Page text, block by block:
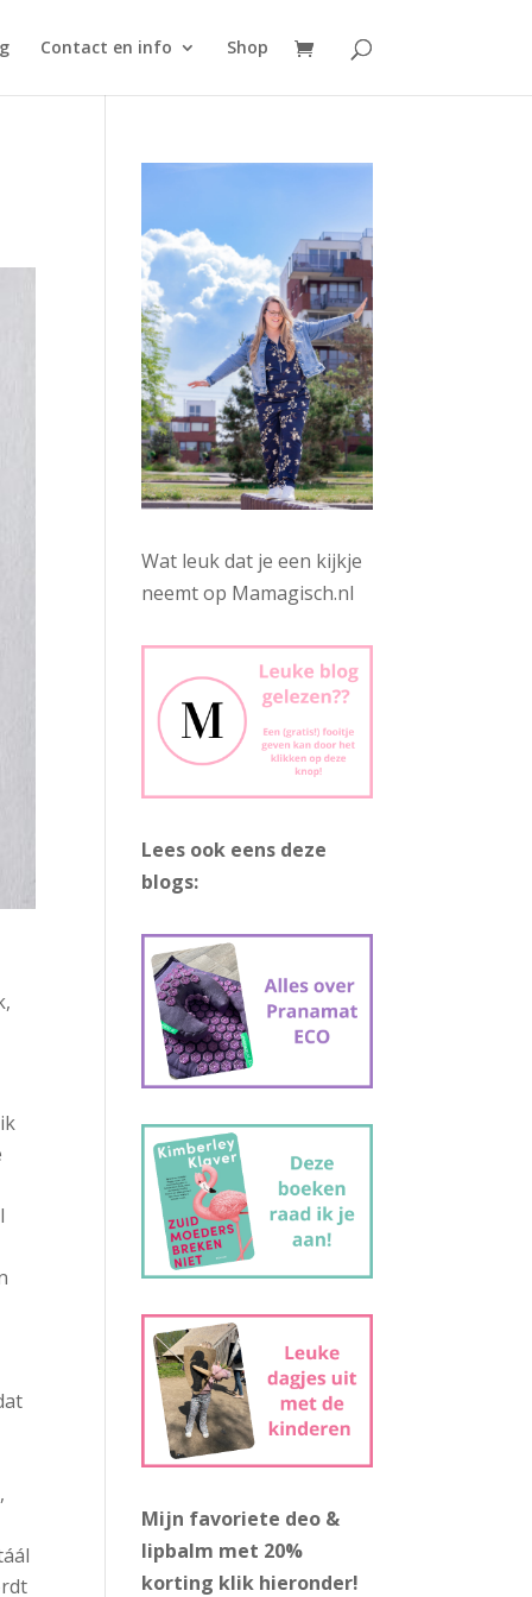
Contact en info Shop
Wat leuk dat je een kijkje
neemt op Mamagisch.nl
Lees ook eens deze
blogs:
Mijn favoriete deo &
lipbalm met 20%
korting klik hieronder!